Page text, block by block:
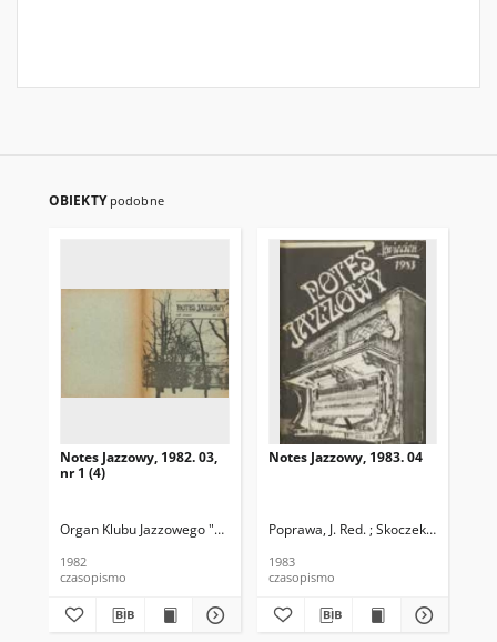
OBIEKTY podobne
Notes Jazzowy, 1982. 03,
nr 1 (4)
Organ Klubu Jazzowego "Rotunda" Skoczek, T. Red.
1982
czasopismo
Notes Jazzowy, 1983. 04
Poprawa, J. Red. ; Skoczek T. Red.
1983
czasopismo